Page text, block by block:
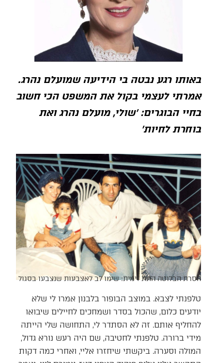
באותו רגע נבטה בי הידיעה שמועלם נהרג.
אמרתי לעצמי בקול את המשפט הכי חשוב
בחיי הבוגרים: 'שולי, מועלם נהרג ואת
בוחרת לחיות'
הסרת הבלוטה התת זימית: שימו לב לאצבעות שנצבעו בסגול
טלפנתי לצבא. במוצב הבופור בלבנון אמרו לי שלא
יודעים כלום, שהכול בסדר ושמחכים לחיילים שיבואו
להחליף אותם. זה לא הסתדר לי, התחושה שלי הייתה
מידי ברורה. טלפנתי לחטיבה, שם היה רעש נורא גדול,
המולה וסערה. ביקשתי שיחזרו אליי, ואחרי כמה דקות